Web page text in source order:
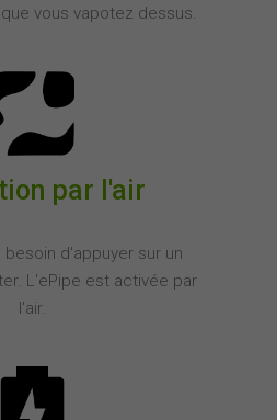
vous vapotez dessus.
par l'air
besoin d'appuyer sur un
L'ePipe est activée par
l'air.